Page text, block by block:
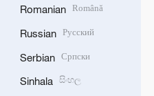
Romanian Română
Russian Русский
Serbian Српски
Sinhala සිංහල